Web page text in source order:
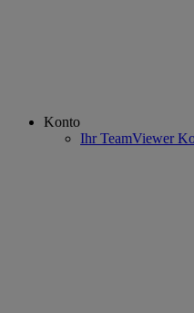
Konto
Ihr TeamViewer